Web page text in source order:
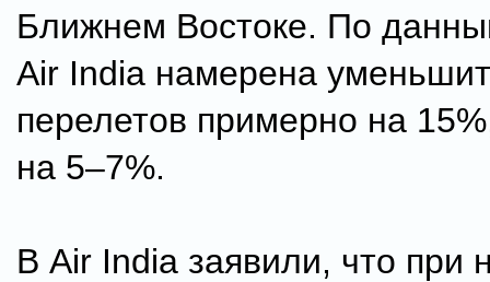
Ближнем Востоке. По
Air India намерена
перелетов примерно на
на 5–7%.
В Air India заявили, что при